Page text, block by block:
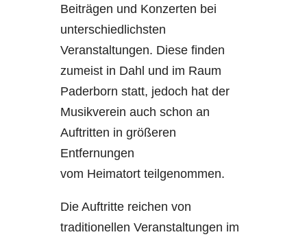
Beiträgen und Konzerten bei
unterschiedlichsten
Veranstaltungen. Diese finden
zumeist in Dahl und im Raum
Paderborn statt, jedoch hat der
Musikverein auch schon an
Auftritten in größeren
Entfernungen
vom Heimatort teilgenommen.
Die Auftritte reichen von
traditionellen Veranstaltungen im